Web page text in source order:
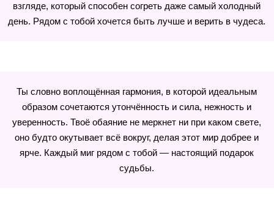
взгляде, который способен согреть даже самый холодный
день. Рядом с тобой хочется быть лучше и верить в чудеса.
Ты словно воплощённая гармония, в которой идеальным
образом сочетаются утончённость и сила, нежность и
уверенность. Твоё обаяние не меркнет ни при каком свете,
оно будто окутывает всё вокруг, делая этот мир добрее и
ярче. Каждый миг рядом с тобой — настоящий подарок
судьбы.